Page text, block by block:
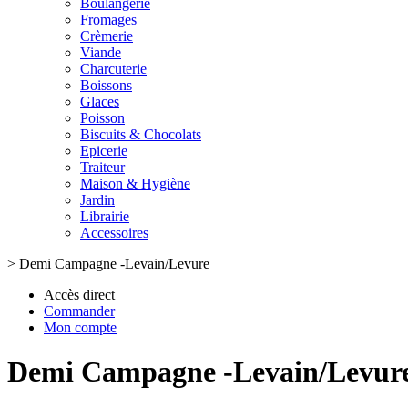
Boulangerie
Fromages
Crèmerie
Viande
Charcuterie
Boissons
Glaces
Poisson
Biscuits & Chocolats
Epicerie
Traiteur
Maison & Hygiène
Jardin
Librairie
Accessoires
> Demi Campagne -Levain/Levure
Accès direct
Commander
Mon compte
Demi Campagne -Levain/